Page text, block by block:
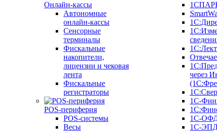
Онлайн-кассы
Автономные
онлайн-кассы
Сенсорные
терминалы
Фискальные
накопители,
лицензии и чековая
лента
Фискальные
регистраторы
POS-периферия
POS-системы
Весы
через
1С-
1С-
1С-